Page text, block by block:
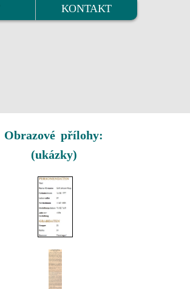
KONTAKT
Obrazové přílohy:
(ukázky)